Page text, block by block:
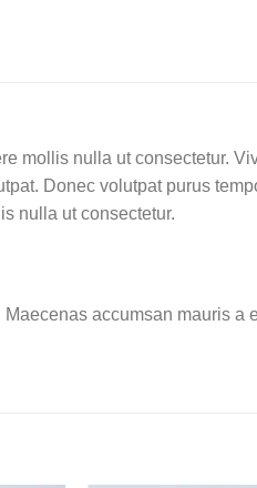
mollis nulla ut consectetur.
Donec volutpat purus
nulla ut consectetur.
accumsan mauris a